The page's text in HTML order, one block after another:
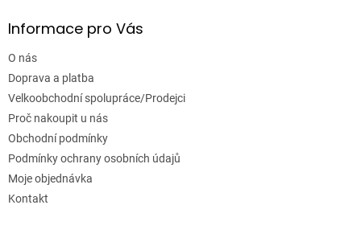
Informace pro Vás
O nás
Doprava a platba
Velkoobchodní spolupráce/Prodejci
Proč nakoupit u nás
Obchodní podmínky
Podmínky ochrany osobních údajů
Moje objednávka
Kontakt